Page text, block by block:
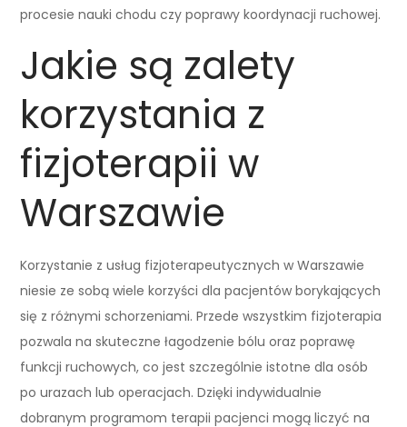
procesie nauki chodu czy poprawy koordynacji ruchowej.
Jakie są zalety
korzystania z
fizjoterapii w
Warszawie
Korzystanie z usług fizjoterapeutycznych w Warszawie
niesie ze sobą wiele korzyści dla pacjentów borykających
się z różnymi schorzeniami. Przede wszystkim fizjoterapia
pozwala na skuteczne łagodzenie bólu oraz poprawę
funkcji ruchowych, co jest szczególnie istotne dla osób
po urazach lub operacjach. Dzięki indywidualnie
dobranym programom terapii pacjenci mogą liczyć na